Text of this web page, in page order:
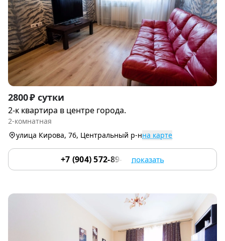
Item
1
of
2800 ₽ сутки
2-к квартира в центре города.
2-комнатная
улица Кирова, 76, Центральный р-нна карте
+7 (904) 572-89-03 показать